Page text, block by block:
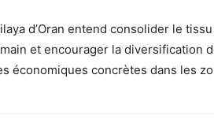
d’Oran entend consolider le
et encourager la diversification
économiques concrètes dans les